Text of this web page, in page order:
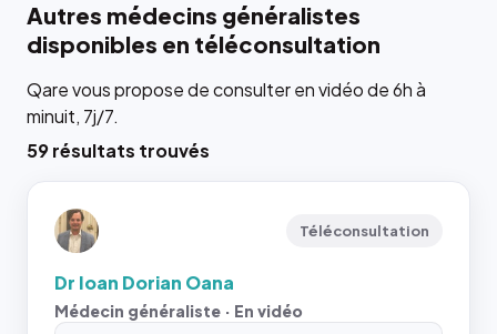
Autres médecins généralistes
disponibles en téléconsultation
Qare vous propose de consulter en vidéo de 6h à
minuit, 7j/7.
59 résultats trouvés
Téléconsultation
Dr Ioan Dorian Oana
Médecin généraliste · En vidéo